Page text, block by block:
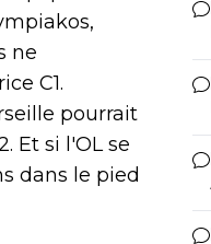
ne
C1.
pourrait
Et si l'OL se
dans le pied